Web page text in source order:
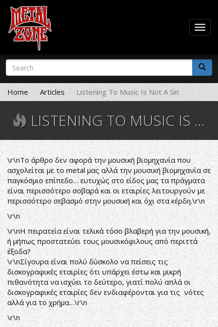
Skip
main
content
Search
form
Search
Home Articles Listening To Music Is Not A Sin
LISTENING TO MUSIC IS NOT A SIN
\r\nΤο άρθρο δεν αφορά την μουσική βιομηχανία που
ασχολείται με το metal μας αλλά την μουσική βιομηχανία σε
παγκόσμιο επίπεδο… ευτυχώς στο είδος μας τα πράγματα
είναι περισσότερο σοβαρά και οι εταιρίες λειτουργούν με
περισσότερο σεβασμό στην μουσική και όχι στα κέρδη.\r\n
\r\n
\r\nΗ πειρατεία είναι τελικά τόσο βλαβερή για την μουσική,
ή μήπως προστατεύει τους μουσικόφιλους από περιττά
έξοδα?
\r\nΣίγουρα είναι πολύ δύσκολο να πείσεις τις
δισκογραφικές εταιρίες ότι υπάρχει έστω και μικρή
πιθανότητα να ισχύει το δεύτερο, γιατί πολύ απλά οι
δισκογραφικές εταιρίες δεν ενδιαφέρονται για τις νότες
αλλά για το χρήμα…\r\n
\r\n